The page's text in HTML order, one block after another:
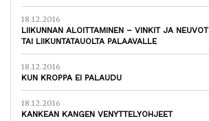
18.12.2016
LIIKUNNAN ALOITTAMINEN – VINKIT JA
TAI LIIKUNTATAUOLTA PALAAVALLE
18.12.2016
KUN KROPPA EI PALAUDU
18.12.2016
KANKEAN KANGEN VENYTTELYOHJEET